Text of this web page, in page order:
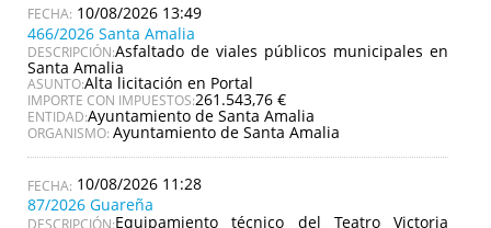
10/08/2026 13:49
466/2026 Santa Amalia
DESCRIPCIÓN:Asfaltado de viales públicos municipales en
Santa Amalia
ASUNTO:Alta licitación en Portal
IMPORTE CON IMPUESTOS:261.543,76 €
ENTIDAD:Ayuntamiento de Santa Amalia
ORGANISMO: Ayuntamiento de Santa Amalia
10/08/2026 11:28
87/2026 Guareña
DESCRIPCIÓN:Equipamiento técnico del Teatro Victoria